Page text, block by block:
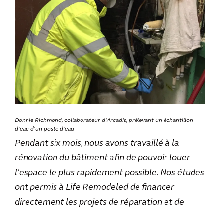
Donnie Richmond, collaborateur d'Arcadis, prélevant un échantillon
d'eau d'un poste d'eau
Pendant six mois, nous avons travaillé à la
rénovation du bâtiment afin de pouvoir louer
l'espace le plus rapidement possible. Nos études
ont permis à Life Remodeled de financer
directement les projets de réparation et de